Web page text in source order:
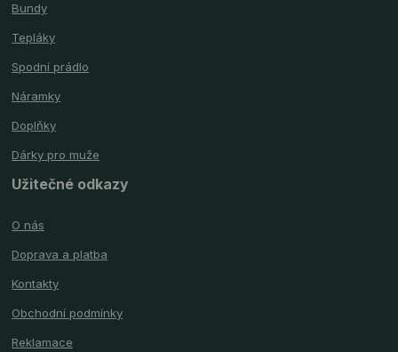
Bundy
Tepláky
Spodní prádlo
Náramky
Doplňky
Dárky pro muže
Užitečné odkazy
O nás
Doprava a platba
Kontakty
Obchodní podmínky
Reklamace